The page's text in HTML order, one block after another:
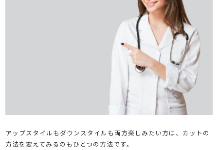
アップスタイルもダウンスタイルも両方楽しみたい方は、カットの
方法を変えてみるのもひとつの方法です。